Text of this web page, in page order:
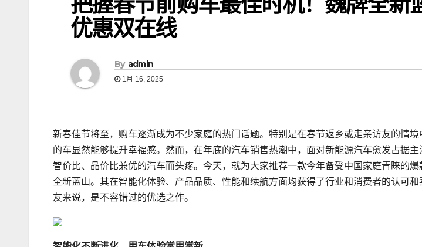
优惠双在线
By admin
1月 16, 2025
新春佳节将至，购车逐渐成为不少家庭的热门话题。特别是在春节返乡或走亲访友的情
的车显然能够提升幸福感。然而，在年底的汽车销售热潮中，面对新能源汽车愈发占据
智价比、品价比兼优的汽车而头疼。今天，就为大家推荐一款今年备受中国家庭青睐的
全新蓝山。其在智能化体验、产品品质、性能和续航方面均获得了行业和消费者的认可
友来说，是不容错过的优选之作。